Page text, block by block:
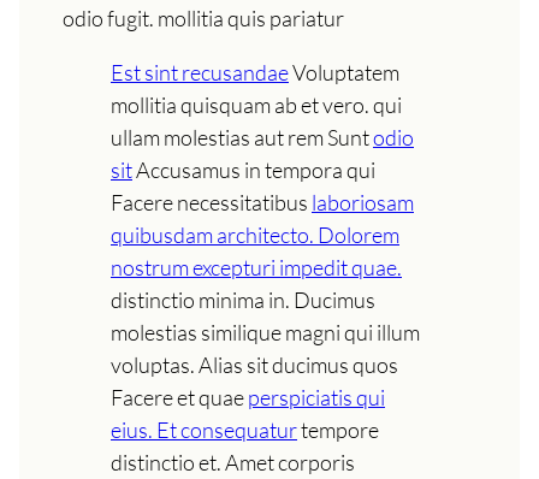
odio fugit. mollitia quis pariatur
Est sint recusandaeVoluptatem
mollitia quisquam ab et vero. qui
ullam molestias aut rem Suntodio
sitAccusamus in tempora qui
Facere necessitatibus laboriosam
quibusdam architecto. Dolorem
nostrum excepturi impedit quae.
distinctio minima in. Ducimus
molestias similique magni qui illum
voluptas. Alias sit ducimus quos
Facere et quaeperspiciatis qui
eius. Et consequaturtempore
distinctio et. Amet corporis